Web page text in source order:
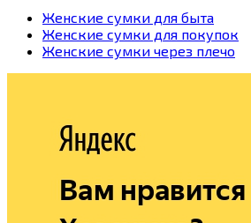
Женские сумки для быта
Женские сумки для покупок
Женские сумки через плечо